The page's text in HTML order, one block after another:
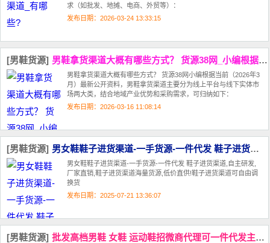
求（如批发、地摊、电商、外贸等）：
发布日期：2026-03-24 13:33:15
[男鞋货源] 男鞋拿货渠道大概有哪些方式？ 货源38网_小编根据当前
男鞋拿货渠道大概有哪些方式？ 货源38网小编根据当前（2026年3
月）最新公开资料，男鞋拿货渠道主要分为‌线上平台‌与‌线下实体市
场‌两大类，结合地域产业优势和采购需求，可归纳如下：
发布日期：2026-03-16 11:08:14
[男鞋货源] 男女鞋鞋子进货渠道-一手货源-一件代发 鞋子进货渠道,自主研发,
男女鞋鞋子进货渠道-一手货源-一件代发 鞋子进货渠道,自主研发,
厂家直销,鞋子进货渠道海量货源,低价直供!鞋子进货渠道可自由调
换货
发布日期：2025-07-21 13:36:07
[男鞋货源] 批发高档男鞋 女鞋 运动鞋招微商代理可一件代发主营高端知名品牌